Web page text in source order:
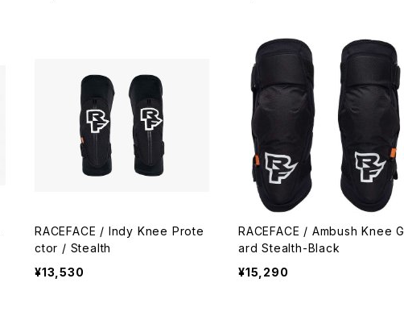
RACEFACE / Indy Knee Prote
ctor / Stealth
¥13,530
RACEFACE / Ambush Knee
ard Stealth-Black
¥15,290